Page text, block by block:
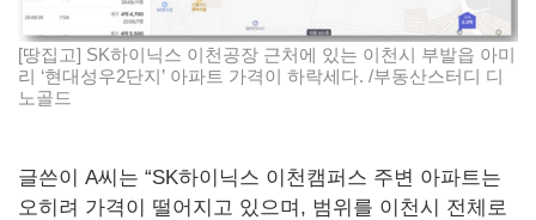
[땅집고] SK하이닉스 이천공장 근처에 있는 이천시 부발읍 아미
리 ‘현대성우2단지’ 아파트 가격이 하락세다. /부동산스터디 디
노골드
글쓴이 A씨는 “SK하이닉스 이천캠퍼스 주변 아파트는
오히려 가격이 떨어지고 있으며, 범위를 이천시 전체로